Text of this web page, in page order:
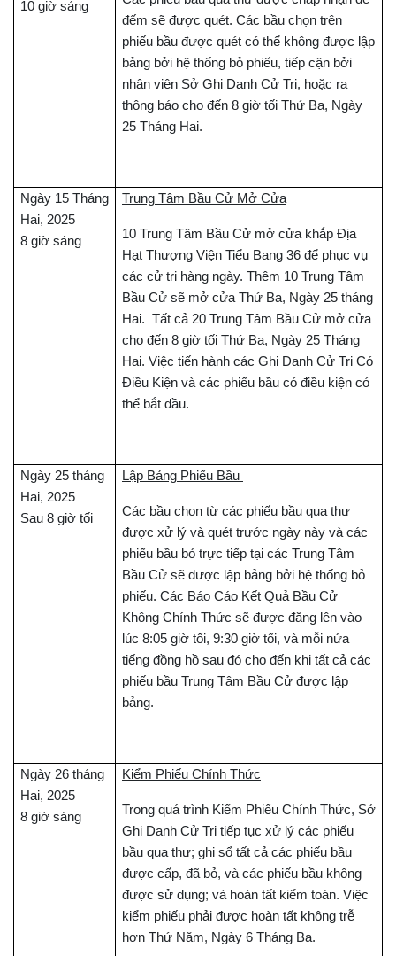
10 giờ sáng
đếm sẽ được quét. Các bầu chọn trên
phiếu bầu được quét có thể không được lập
bảng bởi hệ thống bỏ phiếu, tiếp cận bởi
nhân viên Sở Ghi Danh Cử Tri, hoặc ra
thông báo cho đến 8 giờ tối Thứ Ba, Ngày
25 Tháng Hai.
Ngày 15 Tháng
Hai, 2025
8 giờ sáng
Trung Tâm Bầu Cử Mở Cửa
10 Trung Tâm Bầu Cử mở cửa khắp Địa
Hạt Thượng Viện Tiểu Bang 36 để phục vụ
các cử tri hàng ngày. Thêm 10 Trung Tâm
Bầu Cử sẽ mở cửa Thứ Ba, Ngày 25 tháng
Hai. Tất cả 20 Trung Tâm Bầu Cử mở cửa
cho đến 8 giờ tối Thứ Ba, Ngày 25 Tháng
Hai. Việc tiến hành các Ghi Danh Cử Tri Có
Điều Kiện và các phiếu bầu có điều kiện có
thể bắt đầu.
Ngày 25 tháng
Hai, 2025
Sau 8 giờ tối
Lập Bảng Phiếu Bầu
Các bầu chọn từ các phiếu bầu qua thư
được xử lý và quét trước ngày này và các
phiếu bầu bỏ trực tiếp tại các Trung Tâm
Bầu Cử sẽ được lập bảng bởi hệ thống bỏ
phiếu. Các Báo Cáo Kết Quả Bầu Cử
Không Chính Thức sẽ được đăng lên vào
lúc 8:05 giờ tối, 9:30 giờ tối, và mỗi nửa
tiếng đồng hồ sau đó cho đến khi tất cả các
phiếu bầu Trung Tâm Bầu Cử được lập
bảng.
Ngày 26 tháng
Hai, 2025
8 giờ sáng
Kiểm Phiếu Chính Thức
Trong quá trình Kiểm Phiếu Chính Thức, Sở
Ghi Danh Cử Tri tiếp tục xử lý các phiếu
bầu qua thư; ghi sổ tất cả các phiếu bầu
được cấp, đã bỏ, và các phiếu bầu không
được sử dụng; và hoàn tất kiểm toán. Việc
kiểm phiếu phải được hoàn tất không trễ
hơn Thứ Năm, Ngày 6 Tháng Ba.